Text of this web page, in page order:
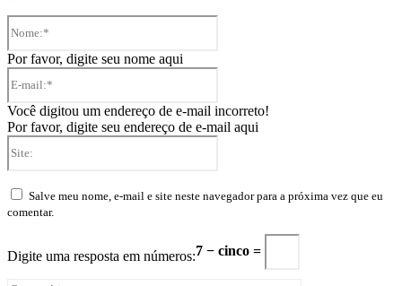
Por favor, digite seu nome aqui
Você digitou um endereço de e-mail incorreto!
Por favor, digite seu endereço de e-mail aqui
Salve meu nome, e-mail e site neste navegador para a próxima vez que eu
comentar.
Digite uma resposta em números:7 − cinco =